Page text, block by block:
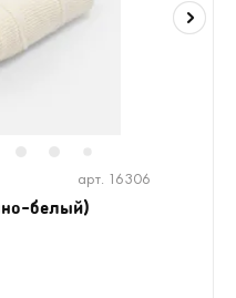
арт. 16306
белый)